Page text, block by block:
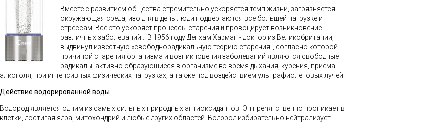
Вместе с развитием общества стремительно ускоряется темп жизни, загрязняется
окружающая среда, изо дня в день люди подвергаются все большей нагрузке и
стрессам. Все это ускоряет процессы старения и провоцирует возникновение
различных заболеваний... В 1956 году Денхам Харман - доктор из Великобритании,
выдвинул известную «свободнорадикальную теорию старения", согласно которой
причиной старения организма и возникновения заболеваний являются свободные
радикалы, активно образующиеся в организме во время дыхания, курения, приема
алкоголя, при интенсивных физических нагрузках, а также под воздействием ультрафиолетовых лучей.
Действие водорированной воды
Водород является одним из самых сильных природных антиоксидантов. Он прenятственно проникает в
клетки, достигая ядра, митохондрий и любые других областей. Водород избирательно нейтрализует